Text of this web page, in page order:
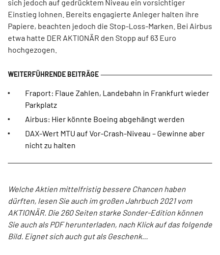
sich jedoch auf gedrücktem Niveau ein vorsichtiger
Einstieg lohnen. Bereits engagierte Anleger halten ihre
Papiere, beachten jedoch die Stop-Loss-Marken. Bei Airbus
etwa hatte DER AKTIONÄR den Stopp auf 63 Euro
hochgezogen.
Fraport: Flaue Zahlen, Landebahn in Frankfurt wieder
Parkplatz
Airbus: Hier könnte Boeing abgehängt werden
DAX-Wert MTU auf Vor-Crash-Niveau – Gewinne aber
nicht zu halten
Welche Aktien mittelfristig bessere Chancen haben
dürften, lesen Sie auch im großen Jahrbuch 2021 vom
AKTIONÄR. Die 260 Seiten starke Sonder-Edition können
Sie auch als PDF herunterladen, nach Klick auf das folgende
Bild. Eignet sich auch gut als Geschenk...